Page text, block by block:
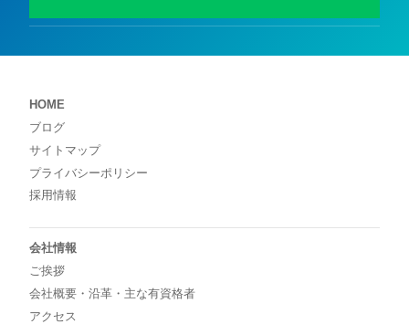
HOME
ブログ
サイトマップ
プライバシーポリシー
採用情報
会社情報
ご挨拶
会社概要・沿革・主な有資格者
アクセス